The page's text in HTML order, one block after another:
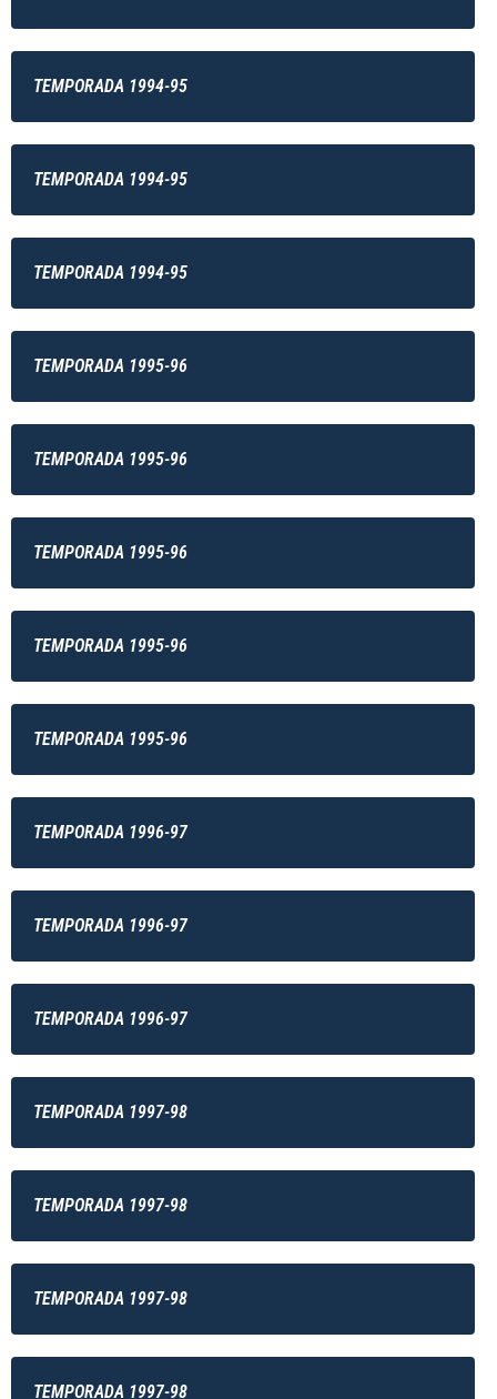
TEMPORADA 1994-95
TEMPORADA 1994-95
TEMPORADA 1994-95
TEMPORADA 1995-96
TEMPORADA 1995-96
TEMPORADA 1995-96
TEMPORADA 1995-96
TEMPORADA 1995-96
TEMPORADA 1996-97
TEMPORADA 1996-97
TEMPORADA 1996-97
TEMPORADA 1997-98
TEMPORADA 1997-98
TEMPORADA 1997-98
TEMPORADA 1997-98